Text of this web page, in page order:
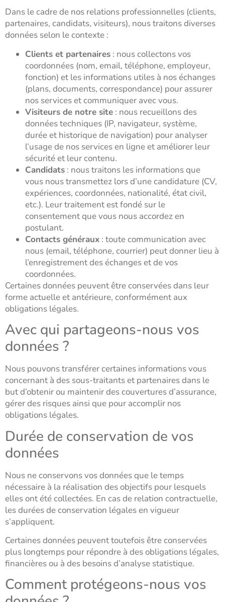
Dans le cadre de nos relations professionnelles (clients,
partenaires, candidats, visiteurs), nous traitons diverses
données selon le contexte :
Clients et partenaires : nous collectons vos
coordonnées (nom, email, téléphone, employeur,
fonction) et les informations utiles à nos échanges
(plans, documents, correspondance) pour assurer
nos services et communiquer avec vous.
Visiteurs de notre site : nous recueillons des
données techniques (IP, navigateur, système,
durée et historique de navigation) pour analyser
l’usage de nos services en ligne et améliorer leur
sécurité et leur contenu.
Candidats : nous traitons les informations que
vous nous transmettez lors d’une candidature (CV,
expériences, coordonnées, nationalité, état civil,
etc.). Leur traitement est fondé sur le
consentement que vous nous accordez en
postulant.
Contacts généraux : toute communication avec
nous (email, téléphone, courrier) peut donner lieu à
l’enregistrement des échanges et de vos
coordonnées.
Certaines données peuvent être conservées dans leur
forme actuelle et antérieure, conformément aux
obligations légales.
Avec qui partageons-nous vos
données ?
Nous pouvons transférer certaines informations vous
concernant à des sous-traitants et partenaires dans le
but d’obtenir ou maintenir des couvertures d’assurance,
gérer des risques ainsi que pour accomplir nos
obligations légales.
Durée de conservation de vos
données
Nous ne conservons vos données que le temps
nécessaire à la réalisation des objectifs pour lesquels
elles ont été collectées. En cas de relation contractuelle,
les durées de conservation légales en vigueur
s’appliquent.
Certaines données peuvent toutefois être conservées
plus longtemps pour répondre à des obligations légales,
financières ou à des besoins d’analyse statistique.
Comment protégeons-nous vos